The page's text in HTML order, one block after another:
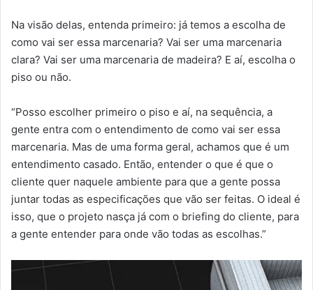
Na visão delas, entenda primeiro: já temos a escolha de
como vai ser essa marcenaria? Vai ser uma marcenaria
clara? Vai ser uma marcenaria de madeira? E aí, escolha o
piso ou não.
“Posso escolher primeiro o piso e aí, na sequência, a
gente entra com o entendimento de como vai ser essa
marcenaria. Mas de uma forma geral, achamos que é um
entendimento casado. Então, entender o que é que o
cliente quer naquele ambiente para que a gente possa
juntar todas as especificações que vão ser feitas. O ideal é
isso, que o projeto nasça já com o briefing do cliente, para
a gente entender para onde vão todas as escolhas.”